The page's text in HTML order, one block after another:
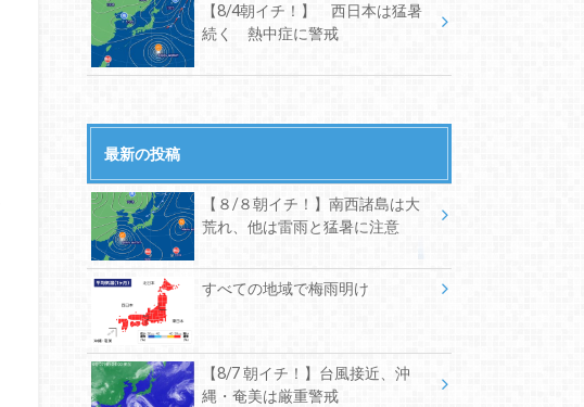
【8/4朝イチ！】 西日本は猛暑
続く 熱中症に警戒
最新の投稿
【８/８朝イチ！】南西諸島は大
荒れ、他は雷雨と猛暑に注意
すべての地域で梅雨明け
【8/7 朝イチ！】台風接近、沖
縄・奄美は厳重警戒